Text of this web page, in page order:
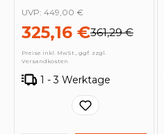
325,16 €361,29 €
UVP: 449,00 €
Preise inkl. MwSt., ggf. zzgl.
Versandkosten
1 - 3 Werktage